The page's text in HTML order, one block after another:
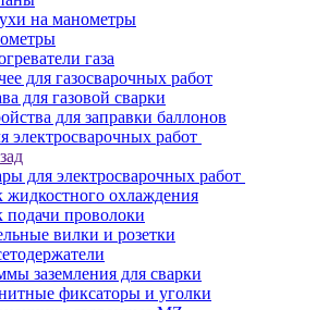
на манометры
газа
для газосварочных работ
для газовой сварки
для заправки баллонов
электросварочных работ
для электросварочных работ
жидкостного охлаждения
подачи проволоки
вилки и розетки
заземления для сварки
фиксаторы и уголки